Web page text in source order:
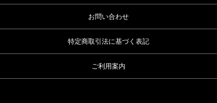
お問い合わせ
特定商取引法に基づく表記
ご利用案内